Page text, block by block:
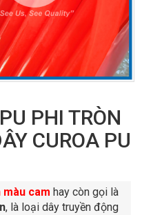
PHI TRÒN
CUROA PU
màu cam hay còn gọi là
, là loại dây truyền động